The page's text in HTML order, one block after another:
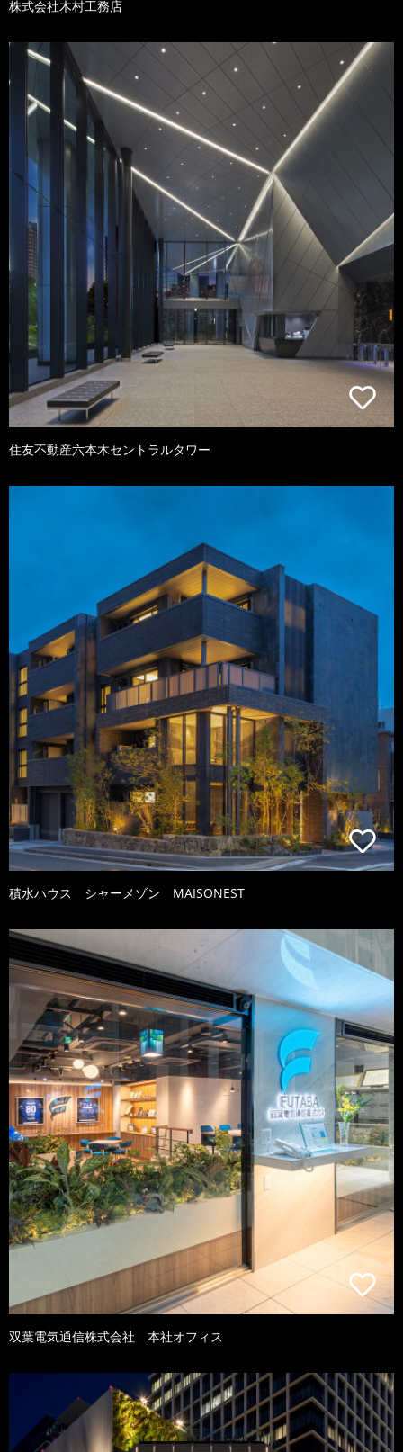
株式会社木村工務店
住友不動産六本木セントラルタワー
積水ハウス シャーメゾン MAISONEST
双葉電気通信株式会社 本社オフィス